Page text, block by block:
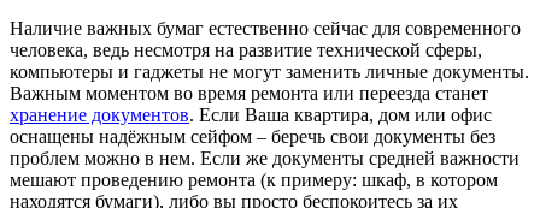
Наличие важных бумаг естественно сейчас для современного
человека, ведь несмотря на развитие технической сферы,
компьютеры и гаджеты не могут заменить личные документы.
Важным моментом во время ремонта или переезда станет
хранение документов. Если Ваша квартира, дом или офис
оснащены надёжным сейфом – беречь свои документы без
проблем можно в нем. Если же документы средней важности
мешают проведению ремонта (к примеру: шкаф, в котором
находятся бумаги), либо вы просто беспокоитесь за их